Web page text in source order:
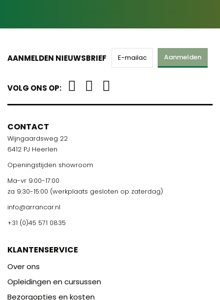
AANMELDEN NIEUWSBRIEF Aanmelden
VOLG ONS OP:
CONTACT
Wijngaardsweg 22
6412 PJ Heerlen
Openingstijden showroom
Ma-vr 9:00-17:00
za 9:30-15:00 (werkplaats gesloten op zaterdag)
info@arrancar.nl
+31 (0)45 571 0835
KLANTENSERVICE
Over ons
Opleidingen en cursussen
Bezorgopties en kosten